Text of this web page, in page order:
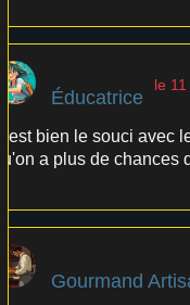
Éducatrice
le
C'est bien le souci avec
qu'on a plus de
Gourmand